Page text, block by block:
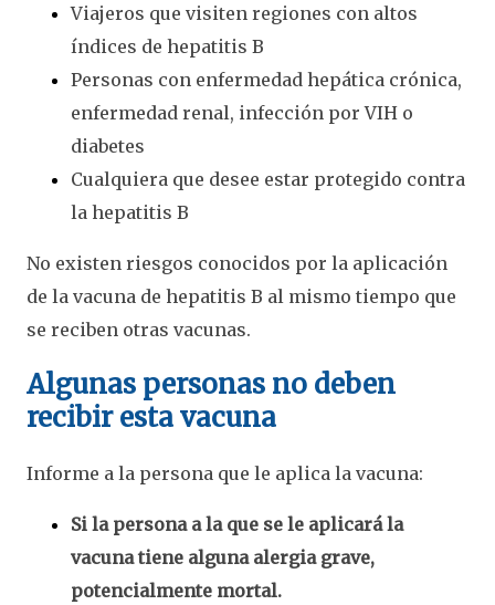
Viajeros que visiten regiones con altos
índices de hepatitis B
Personas con enfermedad hepática crónica,
enfermedad renal, infección por VIH o
diabetes
Cualquiera que desee estar protegido contra
la hepatitis B
No existen riesgos conocidos por la aplicación
de la vacuna de hepatitis B al mismo tiempo que
se reciben otras vacunas.
Algunas personas no deben
recibir esta vacuna
Informe a la persona que le aplica la vacuna:
Si la persona a la que se le aplicará la
vacuna tiene alguna alergia grave,
potencialmente mortal.